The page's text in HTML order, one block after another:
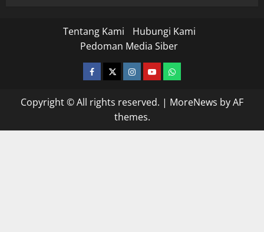
Tentang Kami
Hubungi Kami
Pedoman Media Siber
facebooktwitterinstagram.com
youtubewhatsapp
Copyright © All rights reserved. | MoreNews by AF
themes.